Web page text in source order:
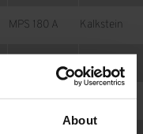
About
MPS 180 A Kalkstein
MPS 250 B Branntkalk